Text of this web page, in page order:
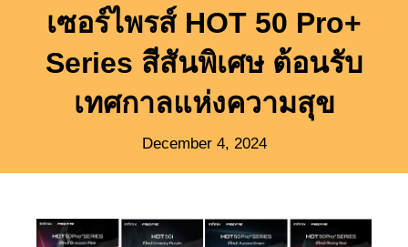
เซอร์ไพรส์ HOT 50 Pro+
Series สีสันพิเศษ ต้อนรับ
เทศกาลแห่งความสุข
December 4, 2024